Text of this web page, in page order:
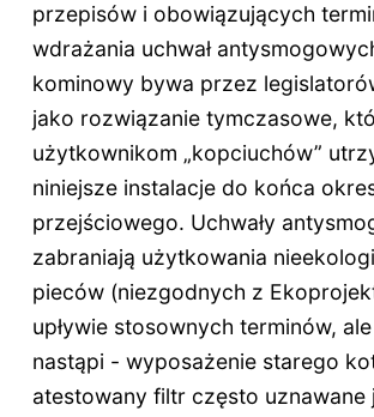
przepisów i obowiązujących
wdrażania uchwał
kominowy bywa przez
jako rozwiązanie tymczasowe,
użytkownikom „kopciuchów”
niniejsze instalacje do końca
przejściowego. Uchwały
zabraniają użytkowania
pieców (niezgodnych z
upływie stosownych terminów,
nastąpi - wyposażenie starego
atestowany filtr często uznawane